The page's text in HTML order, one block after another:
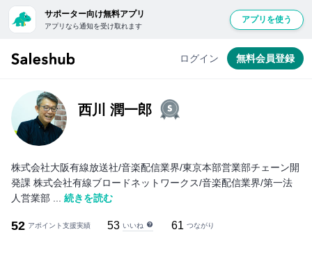
サポーター向け無料アプリ
アプリなら通知を受け取れます
アプリを使う
ログイン 無料会員登録
西川 潤一郎
株式会社大阪有線放送社/音楽配信業界/東京本部営業部チェーン開
発課 株式会社有線ブロードネットワークス/音楽配信業界/第一法
人営業部 ...
続きを読む
52 アポイント支援実績 53 いいね 61 つながり
無
料
員
登
録
し
ロ
グ
ン